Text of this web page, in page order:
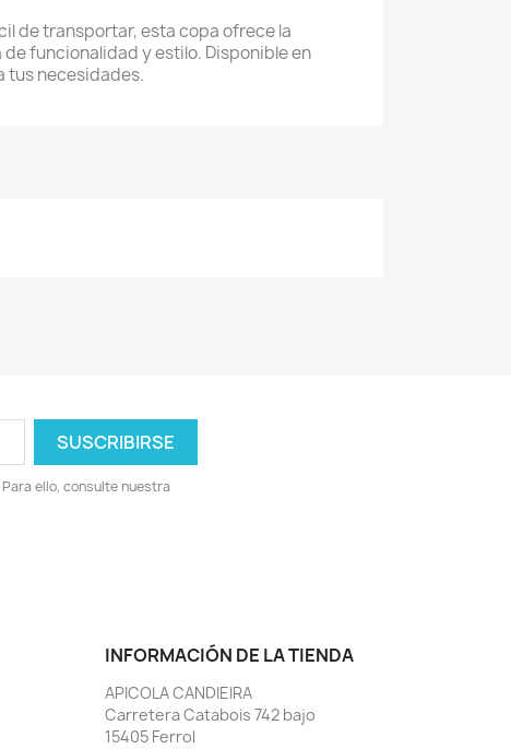
de transportar, esta copa ofrece la
funcionalidad y estilo. Disponible en
tus necesidades.
ello, consulte nuestra
INFORMACIÓN DE LA TIENDA
APICOLA CANDIEIRA
Carretera Catabois 742 bajo
15405 Ferrol